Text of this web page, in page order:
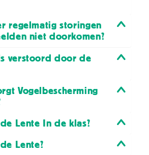
regelmatig storingen
niet doorkomen?
verstoord door de
Vogelbescherming
Lente In de klas?
Lente?